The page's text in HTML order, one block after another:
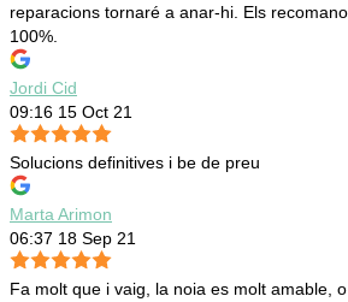
reparacions tornaré a anar-hi. Els recomano
100%.
Jordi Cid
09:16 15 Oct 21
Solucions definitives i be de preu
Marta Arimon
06:37 18 Sep 21
Fa molt que i vaig, la noia es molt amable, o